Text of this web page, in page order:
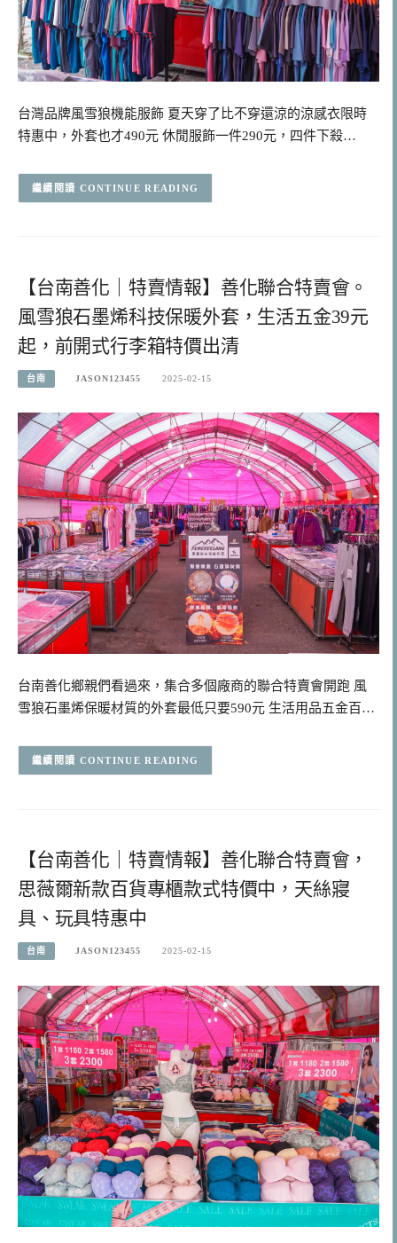
台灣品牌風雪狼機能服飾 夏天穿了比不穿還涼的涼感衣限時
特惠中，外套也才490元 休閒服飾一件290元，四件下殺…
CONTINUE READING
【台南善化｜特賣情報】善化聯合特賣會。
風雪狼石墨烯科技保暖外套，生活五金39元
起，前開式行李箱特價出清
台南 JASON123455 2025-02-15
台南善化鄉親們看過來，集合多個廠商的聯合特賣會開跑 風
雪狼石墨烯保暖材質的外套最低只要590元 生活用品五金百…
CONTINUE READING
【台南善化｜特賣情報】善化聯合特賣會，
思薇爾新款百貨專櫃款式特價中，天絲寢
具、玩具特惠中
台南 JASON123455 2025-02-15